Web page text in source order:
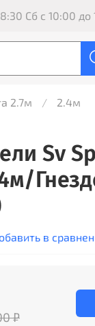
Сб с 10:00 до
2.7м 2.4м
Sv
в
₽